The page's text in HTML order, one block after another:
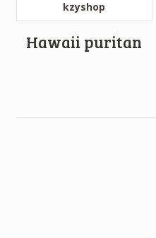
Hawaii puritan